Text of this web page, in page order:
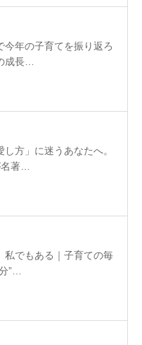
今年の子育てを振り返ろ
成長…
し方」に迷うあなたへ。
著…
私でもある｜子育ての毎
”…